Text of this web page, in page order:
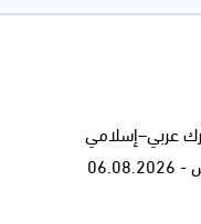
عربي–إسلامي